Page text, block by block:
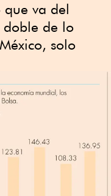
va del
de lo
solo